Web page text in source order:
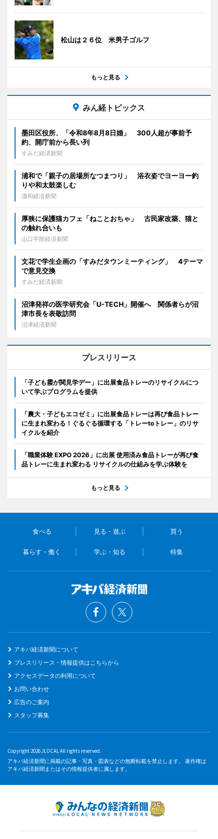
松山は２６位 米男子ゴルフ
もっと見る
みん経トピックス
墨田区役所、「令和8年8月8日婚」 300人超が事前予
約、開庁前から長い列
すみだ経済新聞
浦和で「親子の居場所なつまつり」 浴衣姿でヨーヨー釣
りや和太鼓楽しむ
浦和経済新聞
厚狭に保護猫カフェ「ねことおちゃ」 古民家改築、猫と
の触れ合いも
山口宇部経済新聞
文花で学生企画の「すみだタウンミーティング」 4テーマ
で意見交換
すみだ経済新聞
沼津発祥の医学研究会「U-TECH」開催へ 関係者らが沼
津市長を表敬訪問
沼津経済新聞
プレスリリース
「子ども霞が関見学デー」に出展食品トレーのリサイクルにつ
いて学ぶプログラムを提供
「農大・子どもエコゼミ」に出展食品トレーは再び食品トレー
に生まれ変わる！ぐるぐる循環する「トレーtoトレー」のリサ
イクルを紹介
「職業体験 EXPO 2026」に出展 使用済み食品トレーが再び食
品トレーに生まれ変わる リサイクルの仕組みを学ぶ体験を
もっと見る
食べる 見る・遊ぶ 買う
暮らす・働く 学ぶ・知る 特集
アキバ経済新聞について
プレスリリース・情報提供はこちらから
アクセスデータの利用について
お問い合わせ
広告のご案内
スタッフ募集
Copyright 2026 JLOCAL All rights reserved.
アキバ経済新聞に掲載の記事・写真・図表などの無断転載を禁止します。 著作権は
アキバ経済新聞またはその情報提供者に属します。